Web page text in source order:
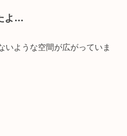
よ…
いような空間が広がっていま